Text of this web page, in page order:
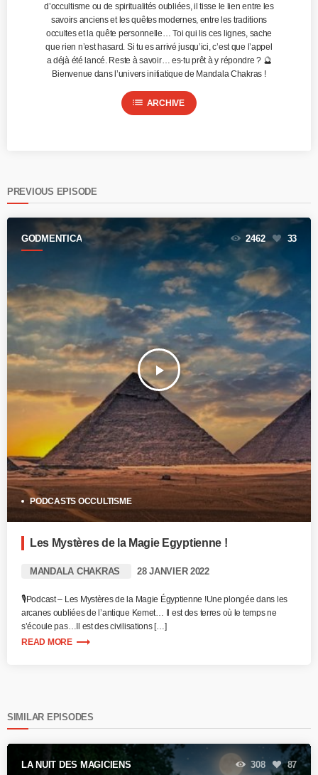
d’occultisme ou de spiritualités oubliées, il tisse le lien entre les
savoirs anciens et les quêtes modernes, entre les traditions
occultes et la quête personnelle… Toi qui lis ces lignes, sache
que rien n’est hasard. Si tu es arrivé jusqu’ici, c’est que l’appel
a déjà été lancé. Reste à savoir… es-tu prêt à y répondre ? 🔮
Bienvenue dans l’univers initiatique de Mandala Chakras !
list ARCHIVE
PREVIOUS EPISODE
GODMENTICA
play_arrow
2462 33
PODCASTS OCCULTISME
Les Mystères de la Magie Egyptienne !
MANDALA CHAKRAS 28 JANVIER 2022
🎙️Podcast – Les Mystères de la Magie Égyptienne !Une plongée dans les
arcanes oubliées de l’antique Kemet… Il est des terres où le temps ne
s’écoule pas…Il est des civilisations […]
READ MORE trending_flat
SIMILAR EPISODES
LA NUIT DES MAGICIENS 308 87